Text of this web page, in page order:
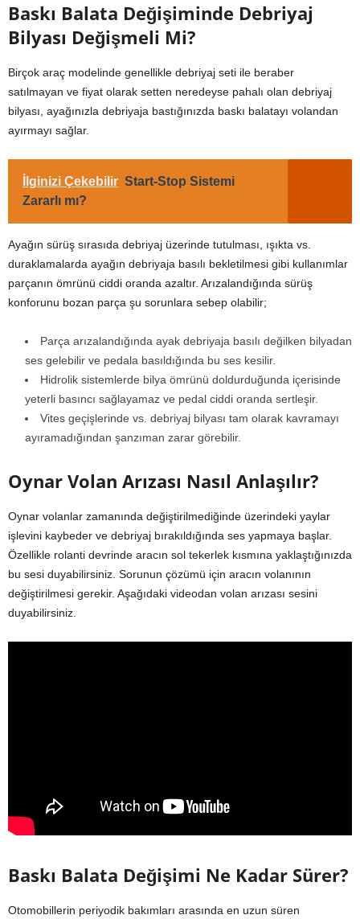
Baskı Balata Değişiminde Debriyaj
Bilyası Değişmeli Mi?
Birçok araç modelinde genellikle debriyaj seti ile beraber
satılmayan ve fiyat olarak setten neredeyse pahalı olan debriyaj
bilyası, ayağınızla debriyaja bastığınızda baskı balatayı volandan
ayırmayı sağlar.
İlginizi Çekebilir Start-Stop Sistemi
Zararlı mı?
Ayağın sürüş sırasıda debriyaj üzerinde tutulması, ışıkta vs.
duraklamalarda ayağın debriyaja basılı bekletilmesi gibi kullanımlar
parçanın ömrünü ciddi oranda azaltır. Arızalandığında sürüş
konforunu bozan parça şu sorunlara sebep olabilir;
Parça arızalandığında ayak debriyaja basılı değilken bilyadan
ses gelebilir ve pedala basıldığında bu ses kesilir.
Hidrolik sistemlerde bilya ömrünü doldurduğunda içerisinde
yeterli basıncı sağlayamaz ve pedal ciddi oranda sertleşir.
Vites geçişlerinde vs. debriyaj bilyası tam olarak kavramayı
ayıramadığından şanzıman zarar görebilir.
Oynar Volan Arızası Nasıl Anlaşılır?
Oynar volanlar zamanında değiştirilmediğinde üzerindeki yaylar
işlevini kaybeder ve debriyaj bırakıldığında ses yapmaya başlar.
Özellikle rolanti devrinde aracın sol tekerlek kısmına yaklaştığınızda
bu sesi duyabilirsiniz. Sorunun çözümü için aracın volanının
değiştirilmesi gerekir. Aşağıdaki videodan volan arızası sesini
duyabilirsiniz.
Baskı Balata Değişimi Ne Kadar Sürer?
Otomobillerin periyodik bakımları arasında en uzun süren